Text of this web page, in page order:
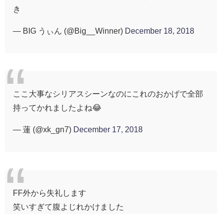
き
— BIG うぃん (@Big__Winner) December 18, 2018
ここ大事なシリアスシーンなのにこれのおかげで全部
持ってかれましたよね😂
— 蓮 (@xk_gn7) December 17, 2018
FF外から失礼します
笑いすぎて腹よじれかけました